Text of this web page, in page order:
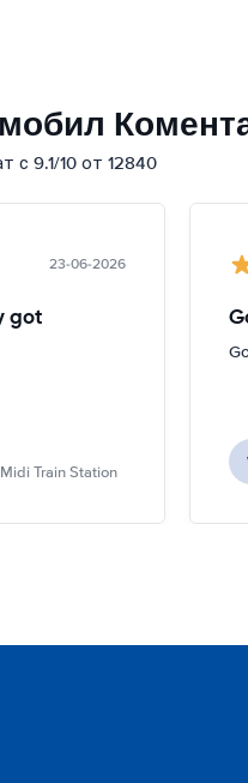
с 9.1/10 от 12840
23-06-2026
got
Train Station